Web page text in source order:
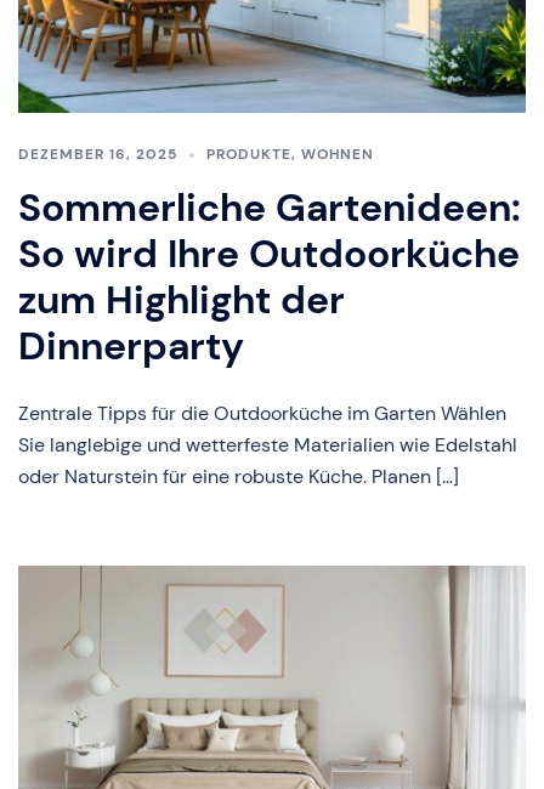
DEZEMBER 16, 2025 PRODUKTE, WOHNEN
Sommerliche Gartenideen:
So wird Ihre Outdoorküche
zum Highlight der
Dinnerparty
Zentrale Tipps für die Outdoorküche im Garten Wählen
Sie langlebige und wetterfeste Materialien wie Edelstahl
oder Naturstein für eine robuste Küche. Planen […]